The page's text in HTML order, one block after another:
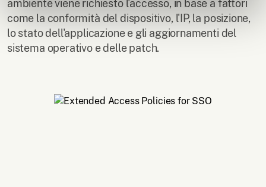
ambiente viene richiesto l'accesso, in base a fattori
come la conformità del dispositivo, l'IP, la posizione,
lo stato dell'applicazione e gli aggiornamenti del
sistema operativo e delle patch.